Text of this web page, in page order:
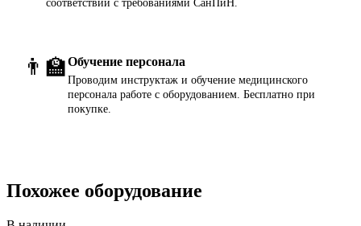
соответствии с требованиями СанПиН.
👨‍🏫Обучение персонала
Проводим инструктаж и обучение медицинского
персонала работе с оборудованием. Бесплатно при
покупке.
Похожее оборудование